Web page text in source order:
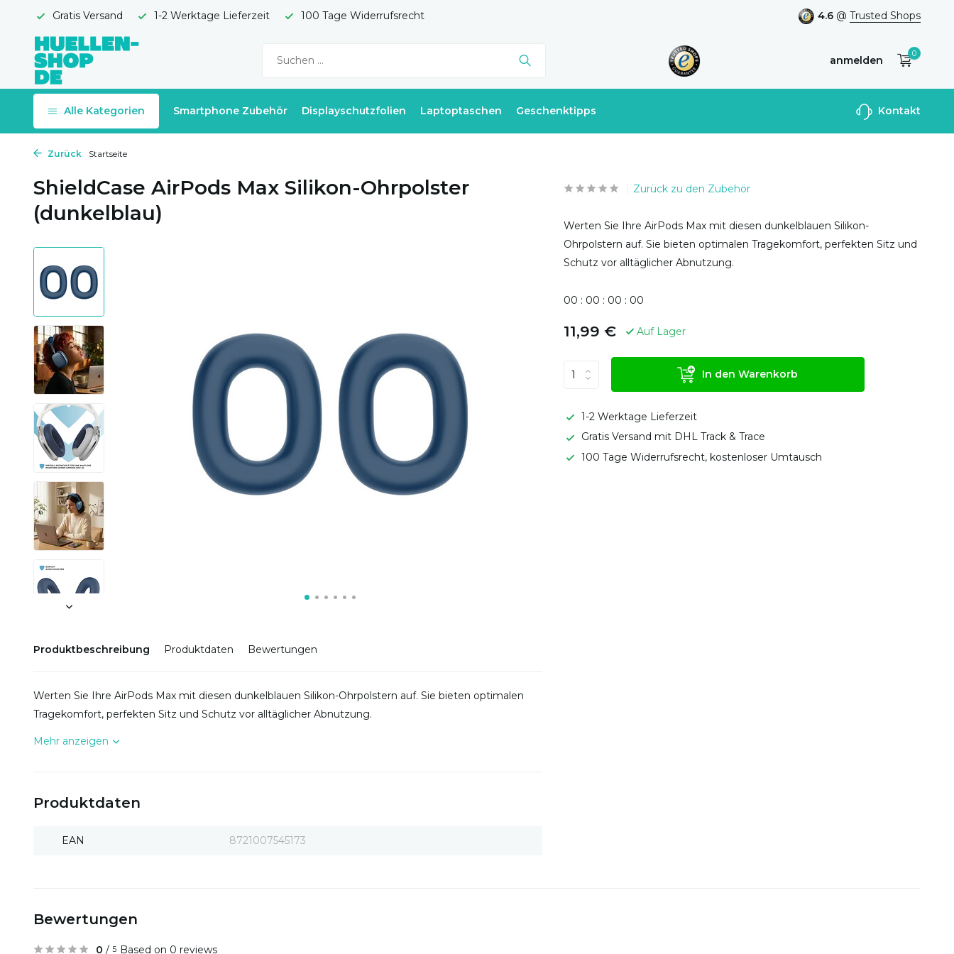
Gratis Versand 1-2 Werktage Lieferzeit 100 Tage Widerrufsrecht 4.6 @ Trusted Shops
anmelden
Benutzerkonto
0
Alle Kategorien Smartphone Zubehör Displayschutzfolien Laptoptaschen Geschenktipps Kontakt
Zurück Startseite
ShieldCase AirPods Max Silikon-Ohrpolster
(dunkelblau)
Produktbeschreibung Produktdaten Bewertungen
Werten Sie Ihre AirPods Max mit diesen dunkelblauen Silikon-Ohrpolstern auf. Sie bieten optimalen
Tragekomfort, perfekten Sitz und Schutz vor alltäglicher Abnutzung.
Mehr anzeigen
Produktdaten
EAN 8721007545173
Zurück zu den Zubehör
Werten Sie Ihre AirPods Max mit diesen dunkelblauen Silikon-
Ohrpolstern auf. Sie bieten optimalen Tragekomfort, perfekten Sitz und
Schutz vor alltäglicher Abnutzung.
00 : 00 : 00 : 00
11,99 € Auf Lager
In den Warenkorb
1-2 Werktage Lieferzeit
Gratis Versand mit DHL Track & Trace
100 Tage Widerrufsrecht, kostenloser Umtausch
Bewertungen
0 / 5 Based on 0 reviews